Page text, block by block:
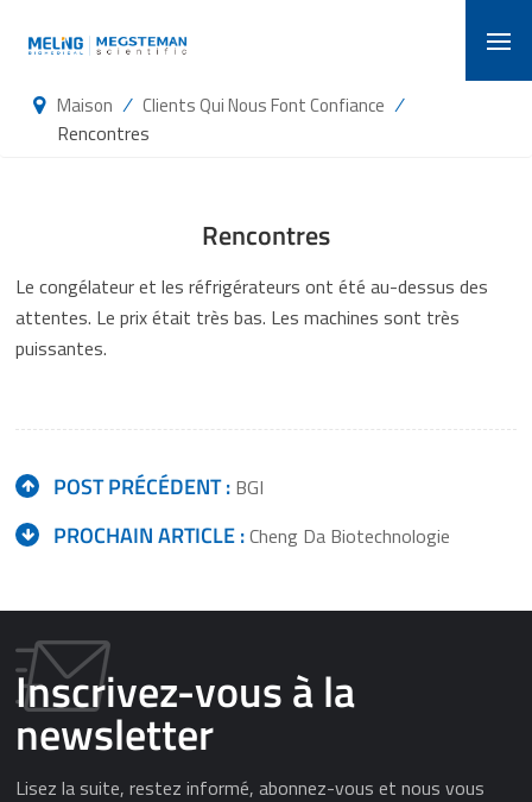
Maison / Clients Qui Nous Font Confiance /
Rencontres
Rencontres
Le congélateur et les réfrigérateurs ont été au-dessus des
attentes. Le prix était très bas. Les machines sont très
puissantes.
POST PRÉCÉDENT : BGI
PROCHAIN ARTICLE :Cheng Da Biotechnologie
Inscrivez-vous à la
newsletter
Lisez la suite, restez informé, abonnez-vous et nous vous